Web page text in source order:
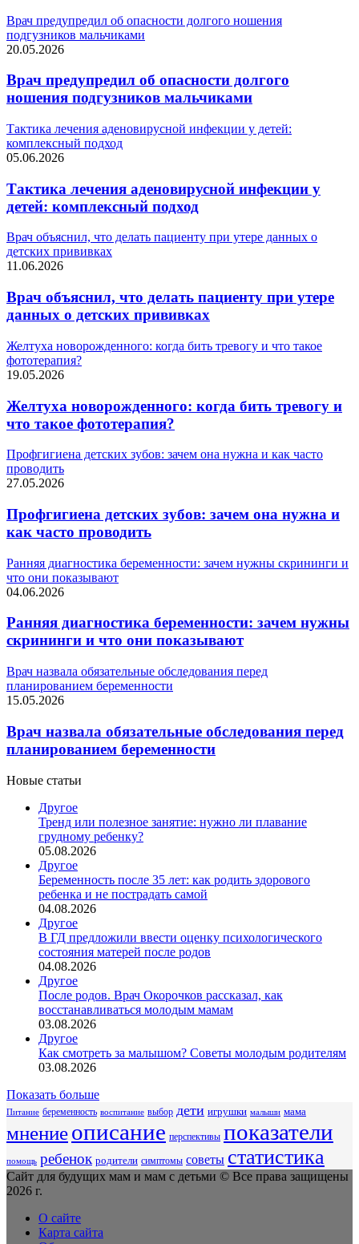
Врач предупредил об опасности долгого ношения
подгузников мальчиками
20.05.2026
Врач предупредил об опасности долгого
ношения подгузников мальчиками
Тактика лечения аденовирусной инфекции у детей:
комплексный подход
05.06.2026
Тактика лечения аденовирусной инфекции у
детей: комплексный подход
Врач объяснил, что делать пациенту при утере данных о
детских прививках
11.06.2026
Врач объяснил, что делать пациенту при утере
данных о детских прививках
Желтуха новорожденного: когда бить тревогу и что такое
фототерапия?
19.05.2026
Желтуха новорожденного: когда бить тревогу и
что такое фототерапия?
Профгигиена детских зубов: зачем она нужна и как часто
проводить
27.05.2026
Профгигиена детских зубов: зачем она нужна и
как часто проводить
Ранняя диагностика беременности: зачем нужны скрининги и
что они показывают
04.06.2026
Ранняя диагностика беременности: зачем нужны
скрининги и что они показывают
Врач назвала обязательные обследования перед
планированием беременности
15.05.2026
Врач назвала обязательные обследования перед
планированием беременности
Новые статьи
Другое
Тренд или полезное занятие: нужно ли плавание
грудному ребенку?
05.08.2026
Другое
Беременность после 35 лет: как родить здорового
ребенка и не пострадать самой
04.08.2026
Другое
В ГД предложили ввести оценку психологического
состояния матерей после родов
04.08.2026
Другое
После родов. Врач Окорочков рассказал, как
восстанавливаться молодым мамам
03.08.2026
Другое
Как смотреть за малышом? Советы молодым родителям
03.08.2026
Показать больше
Питание беременность воспитание выбор дети игрушки малыши мама
мнениеописание перспективы показатели
помощь ребенок родители симптомы советы статистика
Сайт для будущих мам и мам с детьми © Все права защищены
2026 г.
О сайте
Карта сайта